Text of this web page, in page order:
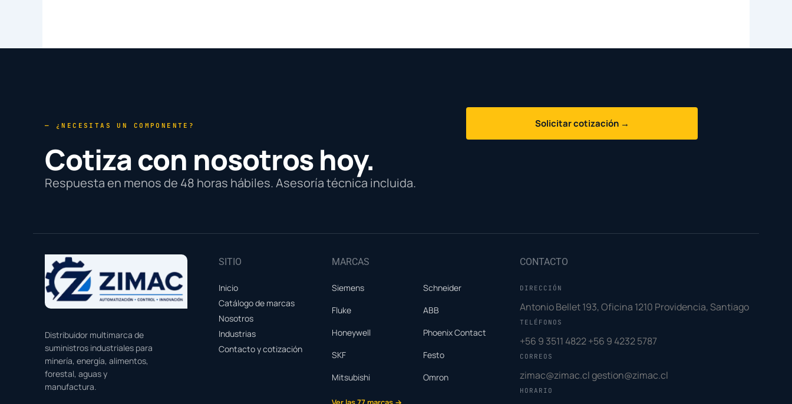
— ¿NECESITAS UN COMPONENTE?
Cotiza con nosotros hoy.
Respuesta en menos de 48 horas hábiles. Asesoría técnica incluida.
Solicitar cotización →
Distribuidor multimarca de
suministros industriales para
minería, energía, alimentos,
forestal, aguas y
manufactura.
SITIO
Inicio
Catálogo de marcas
Nosotros
Industrias
Contacto y cotización
MARCAS
Siemens
Schneider
Fluke
ABB
Honeywell
Phoenix Contact
SKF
Festo
Mitsubishi
Omron
CONTACTO
DIRECCIÓN
Antonio Bellet 193, Oficina 1210 Providencia, Santiago
TELÉFONOS
+56 9 3511 4822 +56 9 4232 5787
CORREOS
zimac@zimac.clgestion@zimac.cl
HORARIO